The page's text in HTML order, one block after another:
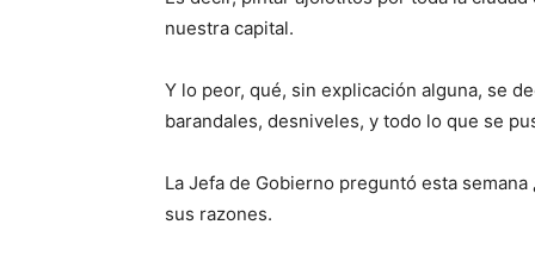
nuestra capital.
Y lo peor, qué, sin explicación alguna, se
barandales, desniveles, y todo lo que se
La Jefa de Gobierno preguntó esta
sus razones.